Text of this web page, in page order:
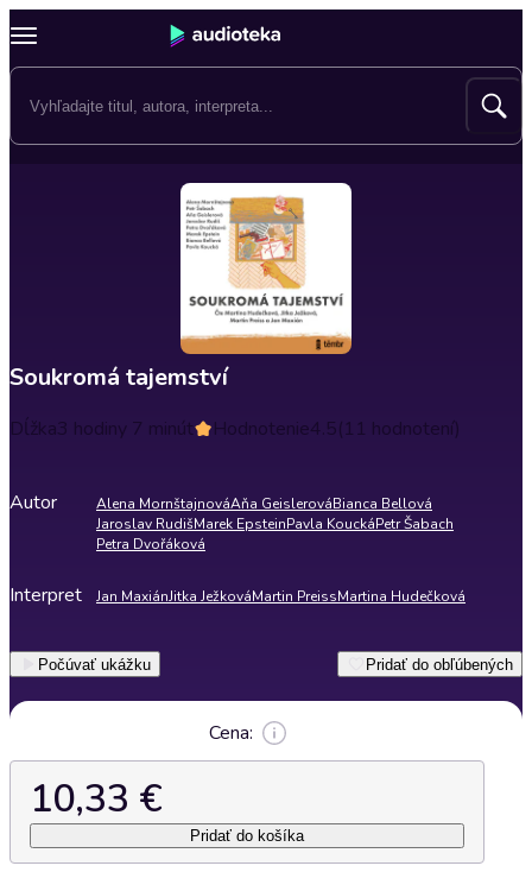
Soukromá tajemství
Dĺžka3 hodiny 7 minút Hodnotenie4.5(11 hodnotení)
Autor Alena MornštajnováAňa GeislerováBianca Bellová
Jaroslav RudišMarek EpsteinPavla KouckáPetr Šabach
Petra Dvořáková
Interpret Jan MaxiánJitka JežkováMartin PreissMartina Hudečková
Počúvať ukážku Pridať do obľúbených
Cena:
10,33 €
Pridať do košíka